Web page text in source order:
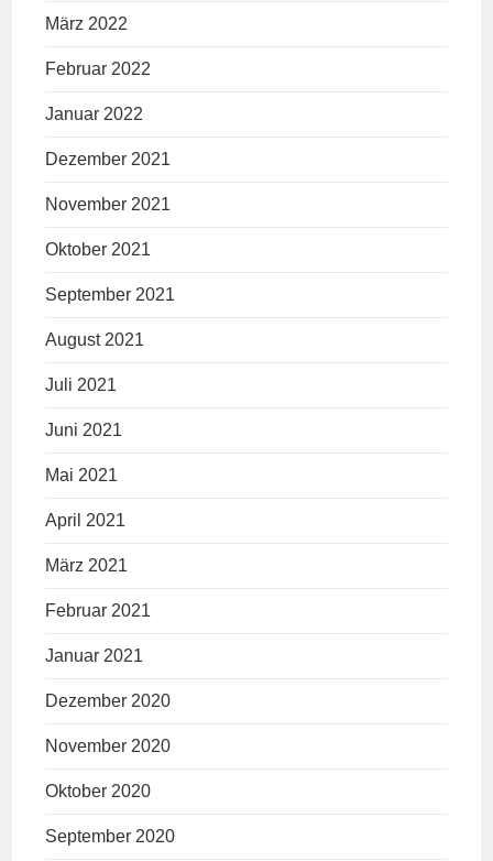
März 2022
Februar 2022
Januar 2022
Dezember 2021
November 2021
Oktober 2021
September 2021
August 2021
Juli 2021
Juni 2021
Mai 2021
April 2021
März 2021
Februar 2021
Januar 2021
Dezember 2020
November 2020
Oktober 2020
September 2020